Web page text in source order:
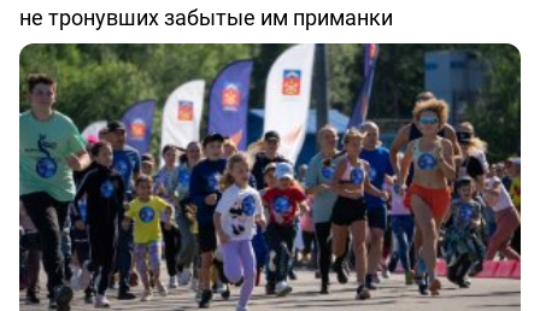
не тронувших забытые им приманки